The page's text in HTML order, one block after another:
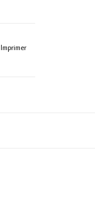
Imprimer